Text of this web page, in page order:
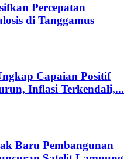
Percepatan
di Tanggamus
Capaian Positif
Inflasi Terkendali,...
Baru Pembangunan